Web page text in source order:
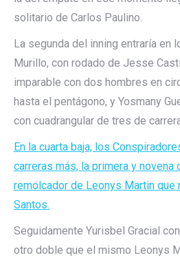
solitario de Carlos Paulino.
La segunda del inning entraría en
Murillo, con rodado de Jesse
imparable con dos hombres en
hasta el pentágono, y Yosmany
con cuadrangular de tres de
En la cuarta baja, los
carreras más, la primera y
remolcador de Leonys Martin que
Santos.
Seguidamente Yurisbel Gracial
otro doble que el mismo Leonys